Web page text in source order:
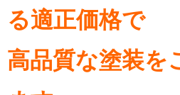
る適正価格で
高品質な塗装を